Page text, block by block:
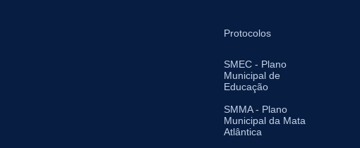
Protocolos
SMEC - Plano
Municipal de
Educação
SMMA - Plano
Municipal da Mata
Atlântica